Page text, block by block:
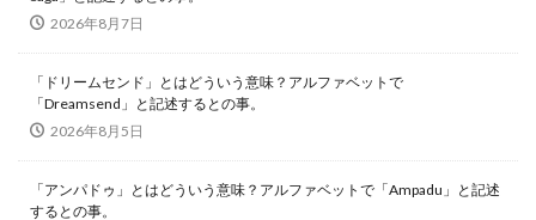
2026年8月7日
「ドリームセンド」とはどういう意味？アルファベットで
「Dreamsend」と記述するとの事。
2026年8月5日
「アンパドゥ」とはどういう意味？アルファベットで「Ampadu」と記述
するとの事。